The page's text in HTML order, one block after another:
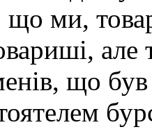
ми,
що був